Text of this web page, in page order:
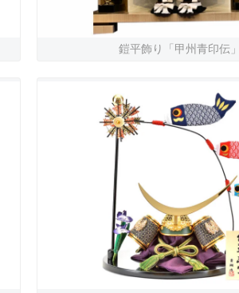
鎧平飾り「甲州青印伝」